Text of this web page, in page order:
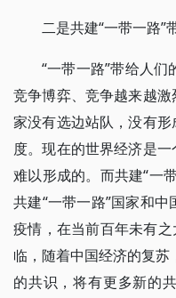
二是共建“一带一路”
“一带一路”带给人
竞争博弈、竞争越来越
家没有选边站队，没有
度。现在的世界经济是
难以形成的。而共建“一
共建“一带一路”国家和
疫情，在当前百年未有
临，随着中国经济的复苏
的共识，将有更多新的